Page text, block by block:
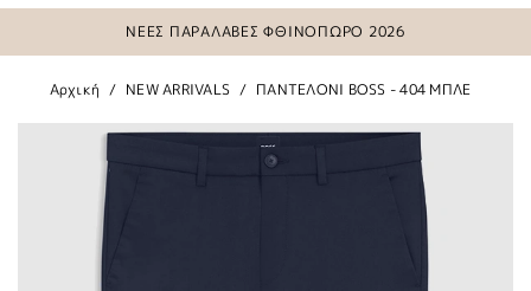
ΝΕΕΣ ΠΑΡΑΛΑΒΕΣ ΦΘΙΝΟΠΩΡΟ 2026
Αρχική NEW ARRIVALS ΠΑΝΤΕΛΟΝΙ BOSS - 404 ΜΠΛΕ